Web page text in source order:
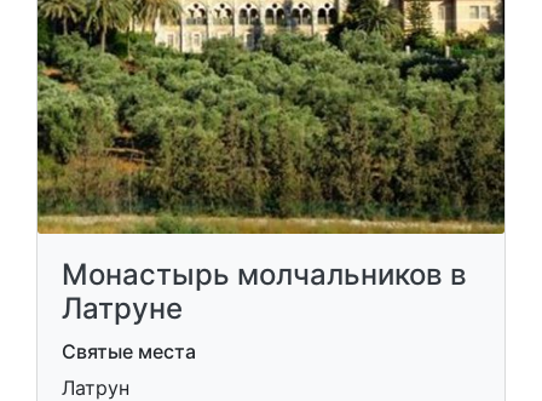
Монастырь молчальников в
Латруне
Святые места
Латрун